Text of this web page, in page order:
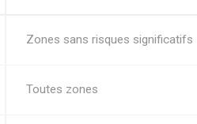
Zones sans risques significatifs
Toutes zones